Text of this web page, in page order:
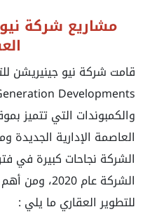
مشاريع شركة
قامت شركة نيو جينيريشن
Developments
والكمبوندات التي تتميز
العاصمة الإدارية الجديدة
الشركة نجاحات كبيرة في
الشركة عام 2020، ومن أهم مشاريع شركة
للتطوير العقاري ما يلي :